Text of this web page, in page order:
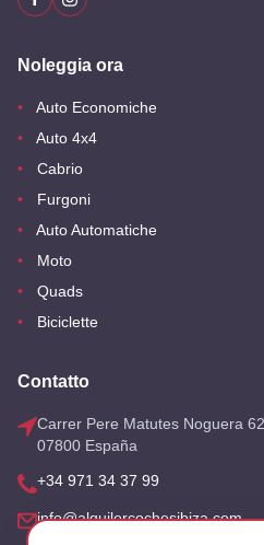
Noleggia ora
Auto Economiche
Auto 4x4
Cabrio
Furgoni
Auto Automatiche
Moto
Quads
Biciclette
Contatto
Carrer Pere Matutes Noguera
07800 España
+34 971 34 37 99
info@alquilercochesibiza.com